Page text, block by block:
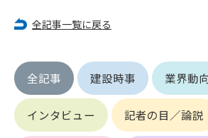
会社概要 お問い合わせ
全記事一覧に戻る
全記事 建設時事 業界動
インタビュー 記者の目／論説
2. 管理者が建設資料館WEB上で随時掲載す
第2条（規約の変更）
本規約は、会員の了承を得ることなく、随
あります。変更内容は、建設資料館WEB
ちに全ての会員が了承したものとみなしま